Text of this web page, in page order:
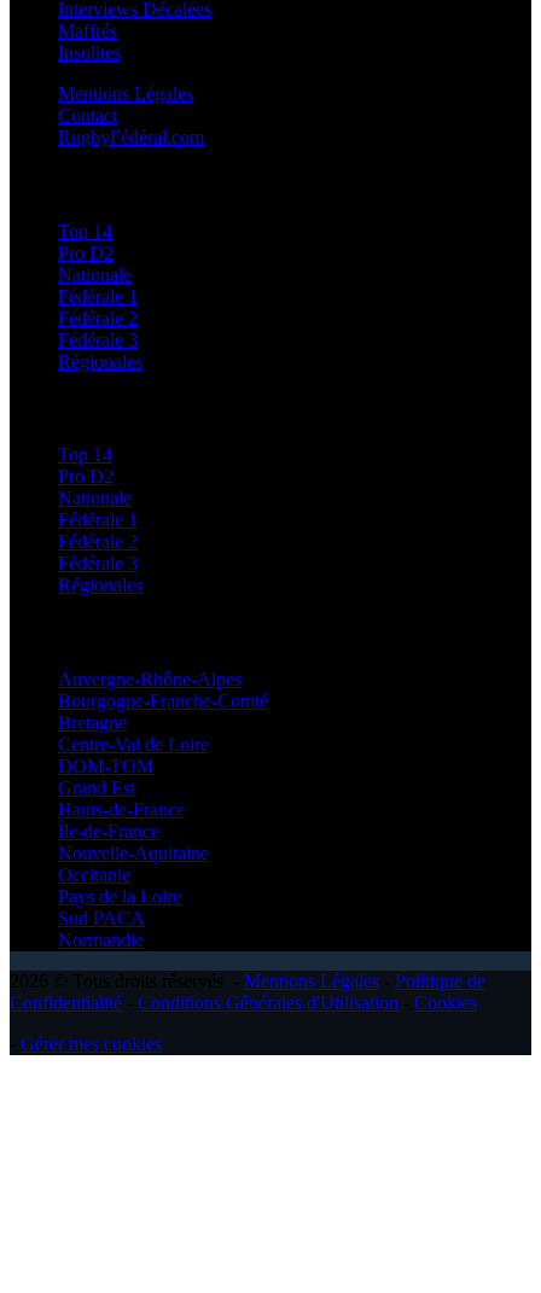
Interviews Décalées
Maffrés
Insolites
Mentions Légales
Contact
RugbyFédéral.com
Top 14
Pro D2
Nationale
Fédérale 1
Fédérale 2
Fédérale 3
Régionales
Top 14
Pro D2
Nationale
Fédérale 1
Fédérale 2
Fédérale 3
Régionales
Auvergne-Rhône-Alpes
Bourgogne-Franche-Comté
Bretagne
Centre-Val de Loire
DOM-TOM
Grand Est
Hauts-de-France
Île-de-France
Nouvelle-Aquitaine
Occitanie
Pays de la Loire
Sud PACA
Normandie
Mentions Légales
Politique de
Confidentialité
Conditions Générales d'Utilisation
Cookies
Gérer mes cookies